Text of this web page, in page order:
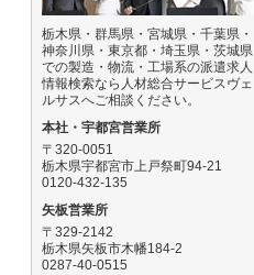
栃木県・群馬県・宮城県・千葉県・
神奈川県・東京都・埼玉県・茨城県
での製造・物流・工場系の派遣求人
情報検索なら人材総合サービスヴェ
ルサスへご相談ください。
本社・宇都宮営業所
〒320-0051
栃木県宇都宮市上戸祭町94-21
0120-432-135
矢板営業所
〒329-2142
栃木県矢板市木幡184-2
0287-40-0515